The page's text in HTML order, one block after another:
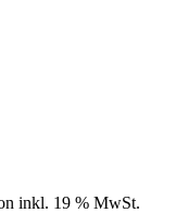
inkl. 19 % MwSt.